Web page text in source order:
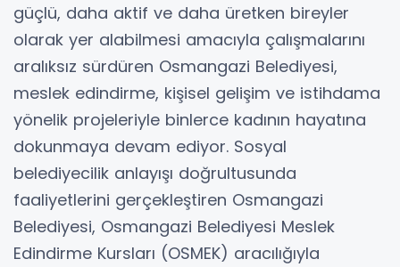
güçlü, daha aktif ve daha üretken bireyler
olarak yer alabilmesi amacıyla çalışmalarını
aralıksız sürdüren Osmangazi Belediyesi,
meslek edindirme, kişisel gelişim ve istihdama
yönelik projeleriyle binlerce kadının hayatına
dokunmaya devam ediyor. Sosyal
belediyecilik anlayışı doğrultusunda
faaliyetlerini gerçekleştiren Osmangazi
Belediyesi, Osmangazi Belediyesi Meslek
Edindirme Kursları (OSMEK) aracılığıyla